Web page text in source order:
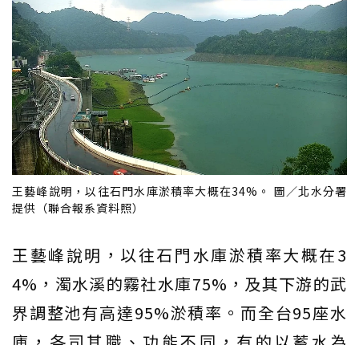
王藝峰說明，以往石門水庫淤積率大概在34%。 圖／北水分署
提供（聯合報系資料照）
王藝峰說明，以往石門水庫淤積率大概在3
4%，濁水溪的霧社水庫75%，及其下游的武
界調整池有高達95%淤積率。而全台95座水